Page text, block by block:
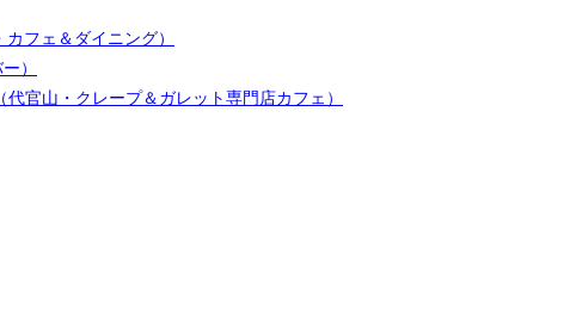
フェ＆ダイニング）
）
官山・クレープ＆ガレット専門店カフェ）